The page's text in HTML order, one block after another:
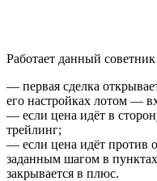
Работает данный
— первая сделка
его настройках лотом —
— если цена идёт в
трейлинг;
— если цена идёт против
заданным шагом в
закрывается в плюс.